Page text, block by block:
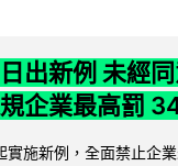
出新例 未經
企業最高罰
實施新例，全面禁止企